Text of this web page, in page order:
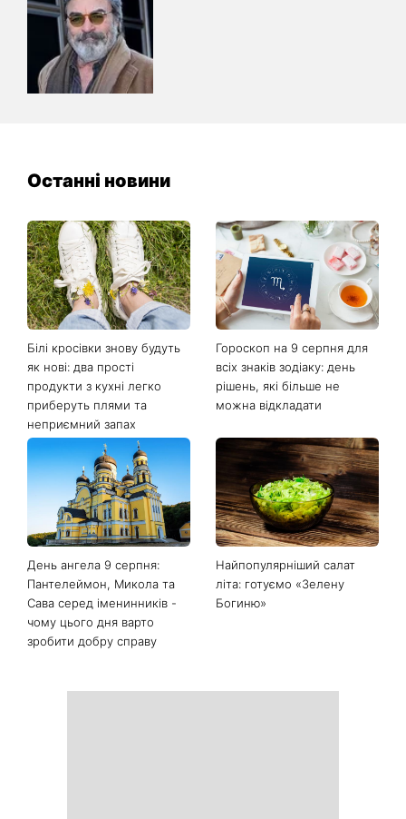
Останні новини
Білі кросівки знову будуть
як нові: два прості
продукти з кухні легко
приберуть плями та
неприємний запах
Гороскоп на 9 серпня для
всіх знаків зодіаку: день
рішень, які більше не
можна відкладати
День ангела 9 серпня:
Пантелеймон, Микола та
Сава серед іменинників -
чому цього дня варто
зробити добру справу
Найпопулярніший салат
літа: готуємо «Зелену
Богиню»